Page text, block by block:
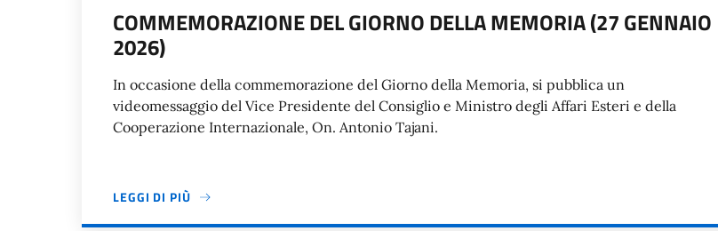
COMMEMORAZIONE DEL GIORNO DELLA MEMORIA (27 GENNAIO
2026)
In occasione della commemorazione del Giorno della Memoria, si pubblica un
videomessaggio del Vice Presidente del Consiglio e Ministro degli Affari Esteri e della
Cooperazione Internazionale, On. Antonio Tajani.
LEGGI DI PIÙ